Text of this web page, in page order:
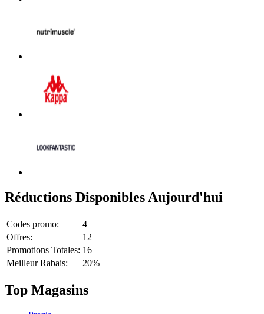
Réductions Disponibles Aujourd'hui
Codes promo:
4
Offres:
12
Promotions Totales: 16
Meilleur Rabais:
20%
Top Magasins